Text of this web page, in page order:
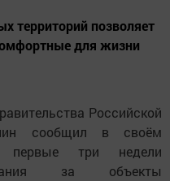
территорий позволяет
для жизни
Российской
сообщил в своём
первые три недели
за объекты